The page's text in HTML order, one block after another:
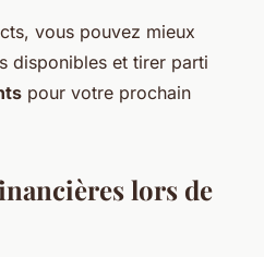
vous pouvez mieux
disponibles et tirer parti
pour votre prochain
lors de